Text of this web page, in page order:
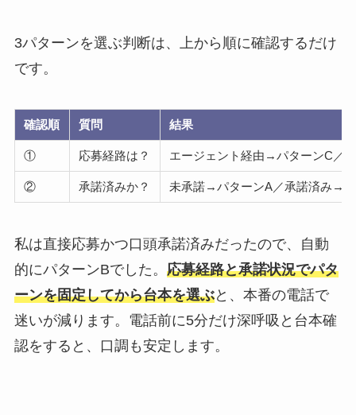
3パターンを選ぶ判断は、上から順に確認するだけ
です。
確認順 質問 結果
① 応募経路は？ エージェント経由→パターンC／
② 承諾済みか？ 未承諾→パターンA／承諾済み→
私は直接応募かつ口頭承諾済みだったので、自動
的にパターンBでした。 応募経路と承諾状況でパタ
ーンを固定してから台本を選ぶと、本番の電話で
迷いが減ります。電話前に5分だけ深呼吸と台本確
認をすると、口調も安定します。